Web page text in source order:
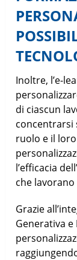
Inoltre, l’e-
di ciascun
concentrarsi
ruolo e il
l’efficacia
che
Grazie
Generativa e